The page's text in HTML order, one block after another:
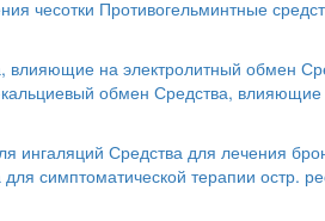
чесотки Противогельминтные
влияющие на электролитный обмен
обмен Средства, влияющие
ингаляций Средства для лечения
симптоматической терапии остр.